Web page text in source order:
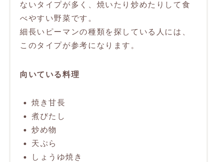
ないタイプが多く、焼いたり炒めたりして食
べやすい野菜です。
細長いピーマンの種類を探している人には、
このタイプが参考になります。
向いている料理
焼き甘長
煮びたし
炒め物
天ぷら
しょうゆ焼き